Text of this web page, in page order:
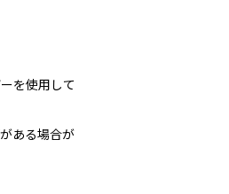
を使用して
ある場合が